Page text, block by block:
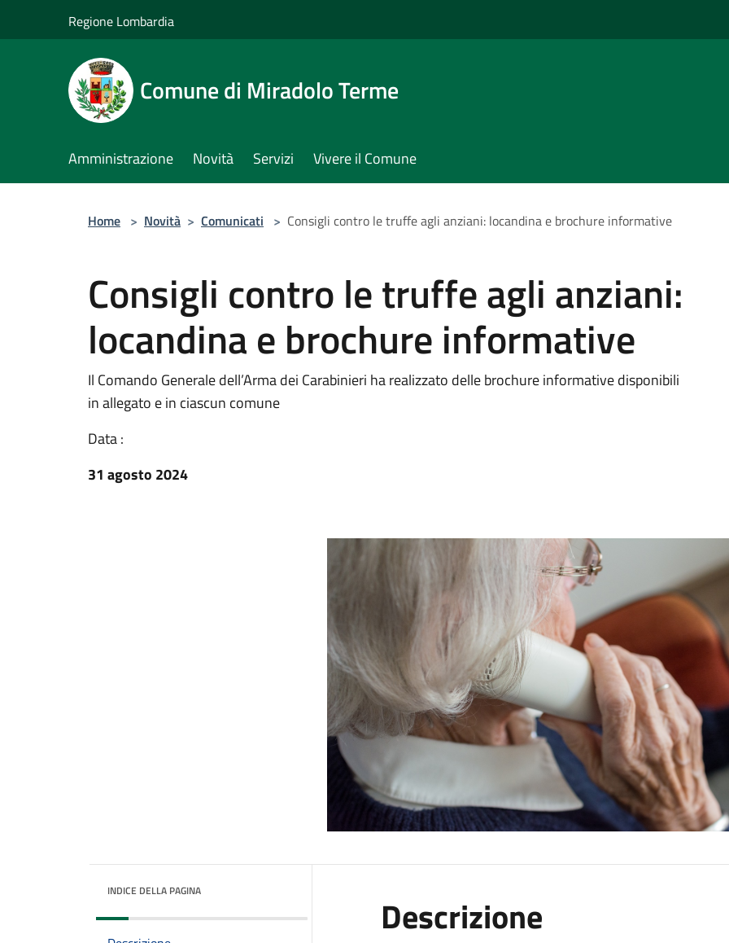
Regione Lombardia
Comune di Miradolo Terme
Amministrazione Novità Servizi Vivere il Comune
Home > Novità > Comunicati > Consigli contro le truffe agli anziani: locandina e brochure informative
Consigli contro le truffe agli anziani:
locandina e brochure informative
Il Comando Generale dell’Arma dei Carabinieri ha realizzato delle brochure informative disponibili
in allegato e in ciascun comune
Data :
31 agosto 2024
INDICE DELLA PAGINA
Descrizione